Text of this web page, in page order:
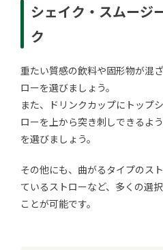
シェイク・スムージ
ク
重たい質感の飲料や固形物が混
ローを選びましょう。
また、ドリンクカップにトップ
ローを上から突き刺しできるよ
を選びましょう。
その他にも、曲がるタイプのス
ているストローなど、多くの選
ことが可能です。